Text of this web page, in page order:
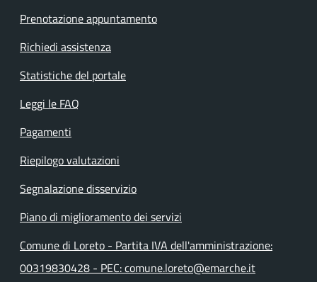
Prenotazione appuntamento
Richiedi assistenza
Statistiche del portale
Leggi le FAQ
Pagamenti
Riepilogo valutazioni
Segnalazione disservizio
Piano di miglioramento dei servizi
Comune di Loreto - Partita IVA dell'amministrazione:
00319830428 - PEC: comune.loreto@emarche.it